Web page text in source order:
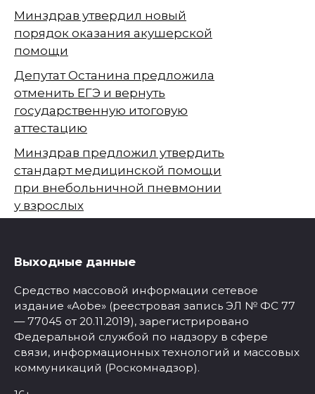
Минздрав утвердил новый
порядок оказания акушерской
помощи
Депутат Останина предложила
отменить ЕГЭ и вернуть
государственную итоговую
аттестацию
Минздрав предложил утвердить
стандарт медицинской помощи
при внебольничной пневмонии
у взрослых
Выходные данные
Средство массовой информации сетевое
издание «Aobe» (реестровая запись ЭЛ № ФС 77
— 77045 от 20.11.2019), зарегистрировано
Федеральной службой по надзору в сфере
связи, информационных технологий и массовых
коммуникаций (Роскомнадзор).